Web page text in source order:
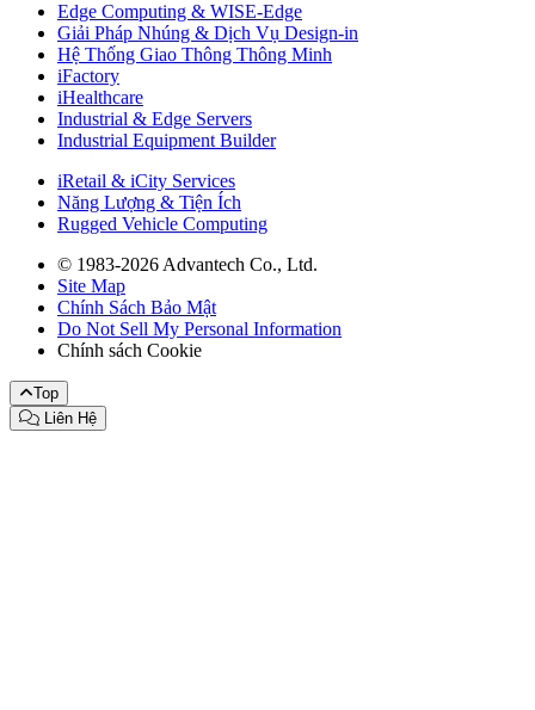
Edge Computing & WISE-Edge
Giải Pháp Nhúng & Dịch Vụ Design-in
Hệ Thống Giao Thông Thông Minh
iFactory
iHealthcare
Industrial & Edge Servers
Industrial Equipment Builder
iRetail & iCity Services
Năng Lượng & Tiện Ích
Rugged Vehicle Computing
© 1983-2026 Advantech Co., Ltd.
Site Map
Chính Sách Bảo Mật
Do Not Sell My Personal Information
Chính sách Cookie
Top
Liên Hệ